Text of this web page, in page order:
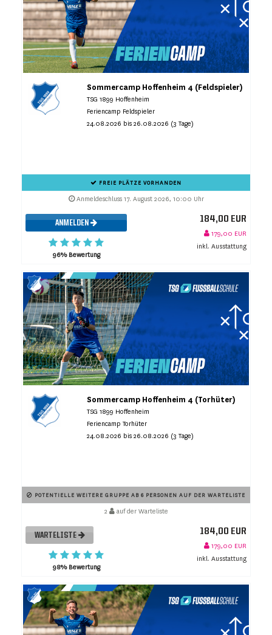
Sommercamp Hoffenheim 4 (Feldspieler)
TSG 1899 Hoffenheim
Feriencamp Feldspieler
24.08.2026 bis 26.08.2026 (3 Tage)
FREIE PLÄTZE VORHANDEN
Anmeldeschluss 17. August 2026, 10:00 Uhr
ANMELDEN
96% Bewertung
184,00 EUR
179,00 EUR
inkl. Ausstattung
Sommercamp Hoffenheim 4 (Torhüter)
TSG 1899 Hoffenheim
Feriencamp Torhüter
24.08.2026 bis 26.08.2026 (3 Tage)
POTENTIELLE WEITERE GRUPPE AB 6 PERSONEN AUF DER WARTELISTE
2 auf der Warteliste
WARTELISTE
98% Bewertung
184,00 EUR
179,00 EUR
inkl. Ausstattung